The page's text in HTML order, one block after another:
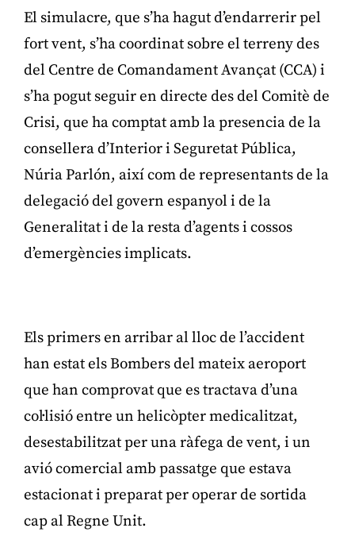
El simulacre, que s’ha hagut d’endarrerir pel
fort vent, s’ha coordinat sobre el terreny des
del Centre de Comandament Avançat (CCA) i
s’ha pogut seguir en directe des del Comitè de
Crisi, que ha comptat amb la presencia de la
consellera d’Interior i Seguretat Pública,
Núria Parlón, així com de representants de la
delegació del govern espanyol i de la
Generalitat i de la resta d’agents i cossos
d’emergències implicats.
Els primers en arribar al lloc de l’accident
han estat els Bombers del mateix aeroport
que han comprovat que es tractava d’una
col·lisió entre un helicòpter medicalitzat,
desestabilitzat per una ràfega de vent, i un
avió comercial amb passatge que estava
estacionat i preparat per operar de sortida
cap al Regne Unit.